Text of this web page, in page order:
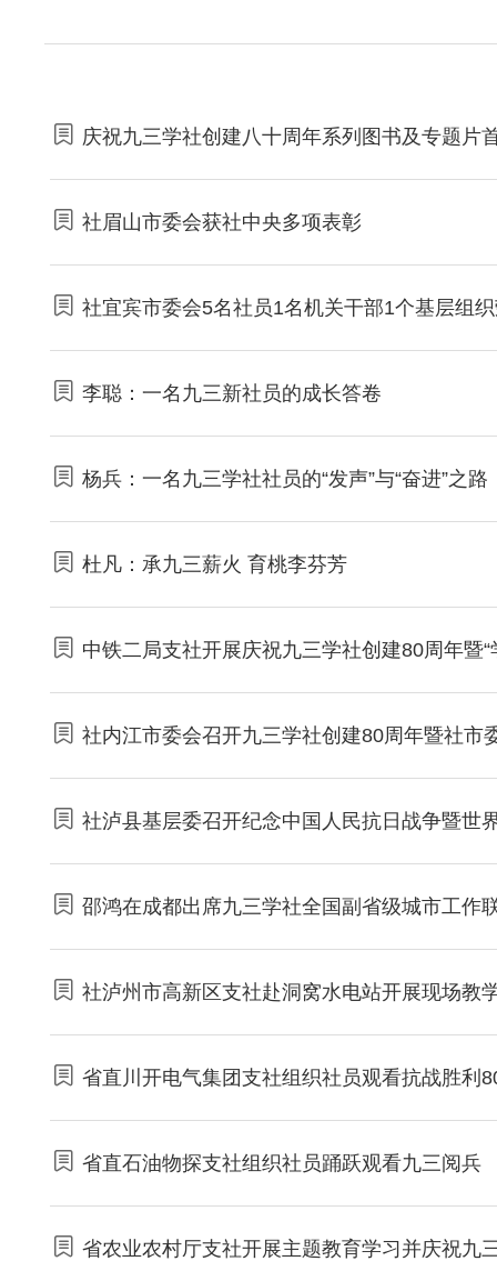
庆祝九三学社创建八十周年系列图书及专题片
社眉山市委会获社中央多项表彰
社宜宾市委会5名社员1名机关干部1个基层组
李聪：一名九三新社员的成长答卷
杨兵：一名九三学社社员的“发声”与“奋进”之路
杜凡：承九三薪火 育桃李芬芳
中铁二局支社开展庆祝九三学社创建80周年暨
社内江市委会召开九三学社创建80周年暨社市
社泸县基层委召开纪念中国人民抗日战争暨世
邵鸿在成都出席九三学社全国副省级城市工作
社泸州市高新区支社赴洞窝水电站开展现场教
省直川开电气集团支社组织社员观看抗战胜利
省直石油物探支社组织社员踊跃观看九三阅兵
省农业农村厅支社开展主题教育学习并庆祝九